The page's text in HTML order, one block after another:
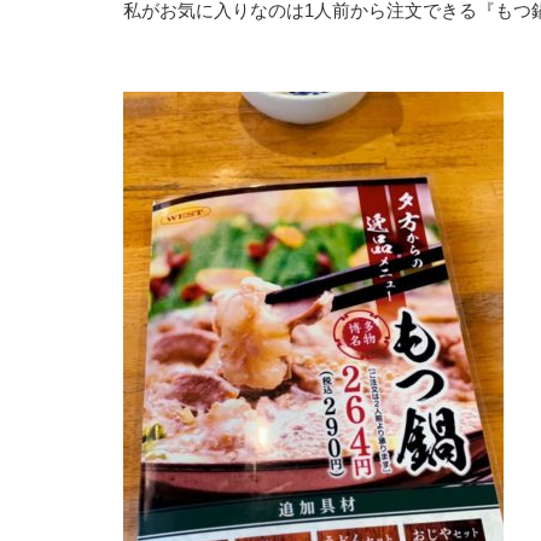
私がお気に入りなのは1人前から注文できる『もつ